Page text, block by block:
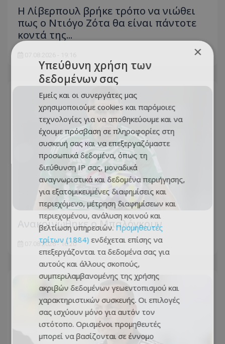
Η Λίβερπουλ βρήκε τρόπο να νιώθει
πως ο Ντιόγο Ζότα θα είναι πάντοτε
κοντά της...
Ανακοινώθηκε ο Μπαλόγκουν
07.08.2026 - 16:20
×
Υπεύθυνη χρήση των
δεδομένων σας
Εμείς και οι συνεργάτες μας
χρησιμοποιούμε cookies και παρόμοιες
τεχνολογίες για να αποθηκεύουμε και να
έχουμε πρόσβαση σε πληροφορίες στη
συσκευή σας και να επεξεργαζόμαστε
προσωπικά δεδομένα, όπως τη
διεύθυνση IP σας, μοναδικά
αναγνωριστικά και δεδομένα περιήγησης,
για εξατομικευμένες διαφημίσεις και
περιεχόμενο, μέτρηση διαφημίσεων και
περιεχομένου, ανάλυση κοινού και
βελτίωση υπηρεσιών. Προμηθευτές
τρίτων (1884) ενδέχεται επίσης να
επεξεργάζονται τα δεδομένα σας για
αυτούς και άλλους σκοπούς,
συμπεριλαμβανομένης της χρήσης
ακριβών δεδομένων γεωεντοπισμού και
χαρακτηριστικών συσκευής. Οι επιλογές
σας ισχύουν μόνο για αυτόν τον
ιστότοπο. Ορισμένοι προμηθευτές
μπορεί να βασίζονται σε έννομο